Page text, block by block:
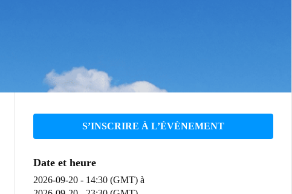
S’INSCRIRE À L’ÉVÈNEMENT
Date et heure
2026-09-20 - 14:30 (GMT) à